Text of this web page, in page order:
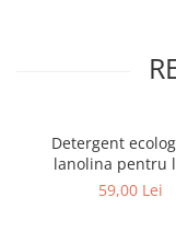
Detergent
lanolina pentru
matase si blanita-
59,00 Lei